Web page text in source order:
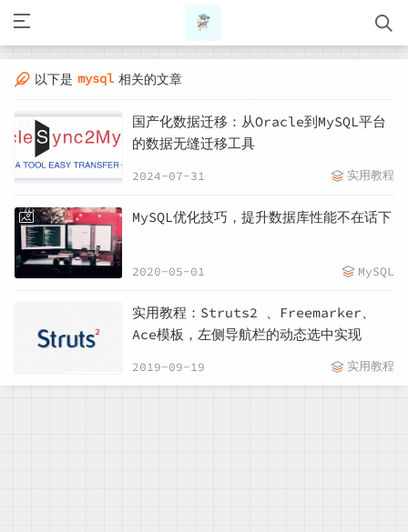
以下是 mysql 相关的文章
国产化数据迁移：从Oracle到MySQL平台
的数据无缝迁移工具
2024-07-31 实用教程
MySQL优化技巧，提升数据库性能不在话下
2020-05-01 MySQL
实用教程：Struts2 、Freemarker、
Ace模板，左侧导航栏的动态选中实现
2019-09-19 实用教程